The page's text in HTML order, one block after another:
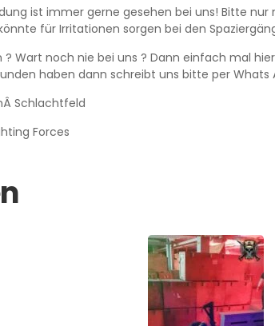
ist immer gerne gesehen bei uns! Bitte
für Irritationen sorgen bei den
? Wart noch nie bei uns ? Dann einfach mal
haben dann schreibt uns bitte per Whats
Schlachtfeld
Forces